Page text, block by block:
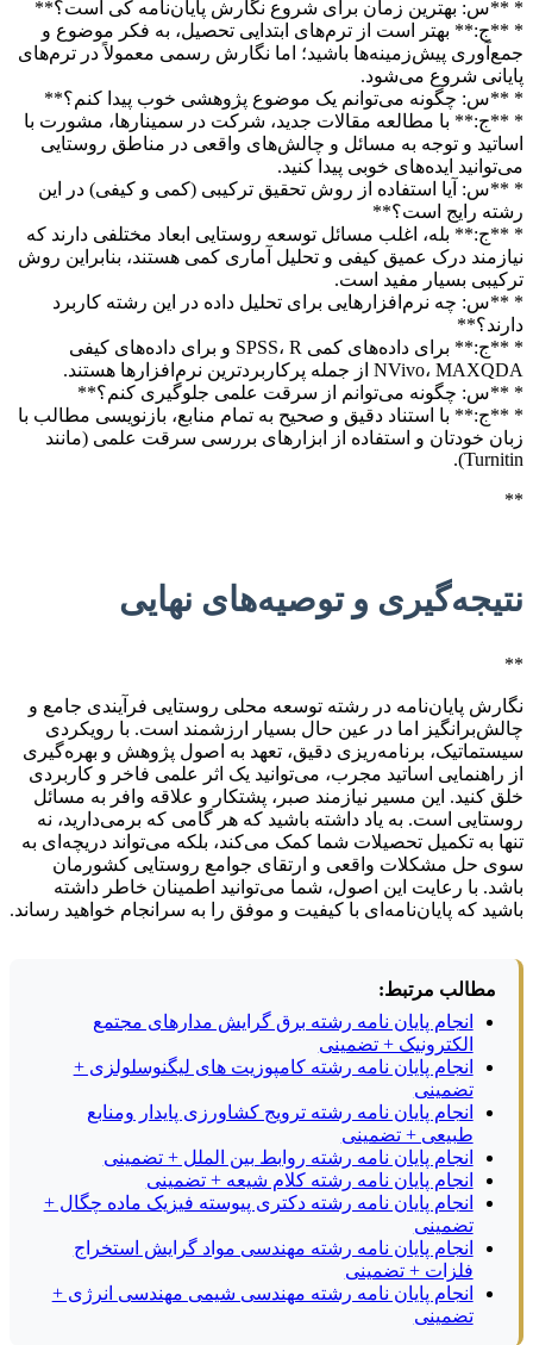
* **س: بهترین زمان برای شروع نگارش پایان‌نامه کی است؟**
* **ج:** بهتر است از ترم‌های ابتدایی تحصیل، به فکر موضوع و
جمع‌آوری پیش‌زمینه‌ها باشید؛ اما نگارش رسمی معمولاً در ترم‌های
پایانی شروع می‌شود.
* **س: چگونه می‌توانم یک موضوع پژوهشی خوب پیدا کنم؟**
* **ج:** با مطالعه مقالات جدید، شرکت در سمینارها، مشورت با
اساتید و توجه به مسائل و چالش‌های واقعی در مناطق روستایی
می‌توانید ایده‌های خوبی پیدا کنید.
* **س: آیا استفاده از روش تحقیق ترکیبی (کمی و کیفی) در این
رشته رایج است؟**
* **ج:** بله، اغلب مسائل توسعه روستایی ابعاد مختلفی دارند که
نیازمند درک عمیق کیفی و تحلیل آماری کمی هستند، بنابراین روش
ترکیبی بسیار مفید است.
* **س: چه نرم‌افزارهایی برای تحلیل داده در این رشته کاربرد
دارند؟**
* **ج:** برای داده‌های کمی SPSS، R و برای داده‌های کیفی
NVivo، MAXQDA از جمله پرکاربردترین نرم‌افزارها هستند.
* **س: چگونه می‌توانم از سرقت علمی جلوگیری کنم؟**
* **ج:** با استناد دقیق و صحیح به تمام منابع، بازنویسی مطالب با
زبان خودتان و استفاده از ابزارهای بررسی سرقت علمی (مانند
Turnitin).
**
نتیجه‌گیری و توصیه‌های نهایی
**
نگارش پایان‌نامه در رشته توسعه محلی روستایی فرآیندی جامع و
چالش‌برانگیز اما در عین حال بسیار ارزشمند است. با رویکردی
سیستماتیک، برنامه‌ریزی دقیق، تعهد به اصول پژوهش و بهره‌گیری
از راهنمایی اساتید مجرب، می‌توانید یک اثر علمی فاخر و کاربردی
خلق کنید. این مسیر نیازمند صبر، پشتکار و علاقه وافر به مسائل
روستایی است. به یاد داشته باشید که هر گامی که برمی‌دارید، نه
تنها به تکمیل تحصیلات شما کمک می‌کند، بلکه می‌تواند دریچه‌ای به
سوی حل مشکلات واقعی و ارتقای جوامع روستایی کشورمان
باشد. با رعایت این اصول، شما می‌توانید اطمینان خاطر داشته
باشید که پایان‌نامه‌ای با کیفیت و موفق را به سرانجام خواهید رساند.
مطالب مرتبط:
انجام پایان نامه رشته برق گرایش مدارهای مجتمع
الکترونیک + تضمینی
انجام پایان نامه رشته کامپوزیت های لیگنوسلولزی +
تضمینی
انجام پایان نامه رشته ترویج کشاورزی پایدار ومنابع
طبیعی + تضمینی
انجام پایان نامه رشته روابط بین الملل + تضمینی
انجام پایان نامه رشته کلام شیعه + تضمینی
انجام پایان نامه رشته دکتری پیوسته فیزیک ماده چگال +
تضمینی
انجام پایان نامه رشته مهندسی مواد گرایش استخراج
فلزات + تضمینی
انجام پایان نامه رشته مهندسی شیمی مهندسی انرژی +
تضمینی